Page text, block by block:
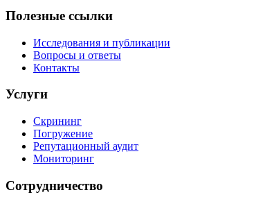
Полезные ссылки
Исследования и публикации
Вопросы и ответы
Контакты
Услуги
Скрининг
Погружение
Репутационный аудит
Мониторинг
Сотрудничество